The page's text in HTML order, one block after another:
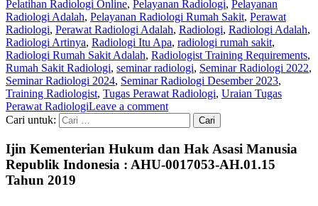
Pelatihan Radiologi Online, Pelayanan Radiologi, Pelayanan
Radiologi Adalah, Pelayanan Radiologi Rumah Sakit, Perawat
Radiologi, Perawat Radiologi Adalah, Radiologi, Radiologi Adalah,
Radiologi Artinya, Radiologi Itu Apa, radiologi rumah sakit,
Radiologi Rumah Sakit Adalah, Radiologist Training Requirements,
Rumah Sakit Radiologi, seminar radiologi, Seminar Radiologi 2022,
Seminar Radiologi 2024, Seminar Radiologi Desember 2023,
Training Radiologist, Tugas Perawat Radiologi, Uraian Tugas
Perawat RadiologiLeave a comment
Cari untuk:
Ijin Kementerian Hukum dan Hak Asasi Manusia
Republik Indonesia : AHU-0017053-AH.01.15
Tahun 2019